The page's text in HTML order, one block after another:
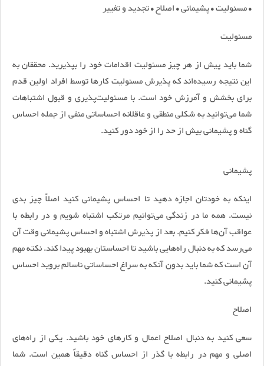
• مسئولیت • پشیمانی • اصلاح • تجدید و تغییر
مسئولیت
شما باید پیش از هر چیز مسئولیت اقدامات خود را بپذیرید. محققان به
این نتیجه رسیده‌اند که پذیرش مسئولیت کار‌ها توسط افراد اولین قدم
برای بخشش و آمرزش خود است. با مسئولیت‌پذیری و قبول اشتباهات
شما می‌توانید به شکلی منطقی و عاقلانه احساساتی منفی از جمله احساس
گناه و پشیمانی بیش از حد را از خود دور کنید.
پشیمانی
اینکه به خودتان اجازه دهید تا احساس پشیمانی کنید اصلاً چیز بدی
نیست. همه ما در زندگی می‌توانیم مرتکب اشتباه شویم و در رابطه با
عواقب آن‌ها فکر کنیم. بعد از پذیرش اشتباه و احساس پشیمانی وقت آن
می‌رسد که به دنبال راه‌هایی باشید تا احساستان بهبود پیدا کند. نکته مهم
آن است که شما باید بدون آنکه به سراغ احساساتی ناسالم بروید احساس
پشیمانی کنید.
اصلاح
سعی کنید به دنبال اصلاح اعمال و کار‌های خود باشید. یکی از راه‌های
اصلی و مهم در رابطه با گذر از احساس گناه دقیقاً همین است. شما